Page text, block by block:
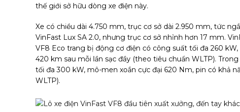
thế giới sở hữu dòng xe điện này.
Xe có chiều dài 4.750 mm, trục cơ sở dài 2.950 mm, tức
VinFast Lux SA 2.0, nhưng trục cơ sở nhỉnh hơn 17 mm.
VF8 Eco trang bị động cơ điện có công suất tối đa 260
420 km sau mỗi lần sạc đầy (theo tiêu chuẩn WLTP).
tối đa 300 kW, mô-men xoắn cực đại 620 Nm, pin có khả
WLTP).